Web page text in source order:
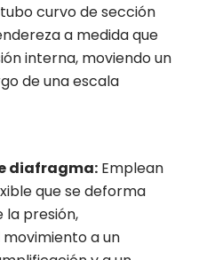
curvo de sección
a medida que
interna, moviendo un
de una escala
diafragma:Emplean
que se deforma
la presión,
a un